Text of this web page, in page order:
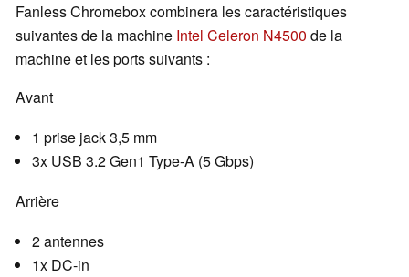
Fanless Chromebox combinera les caractéristiques
suivantes de la machine Intel Celeron N4500 de la
machine et les ports suivants :
Avant
1 prise jack 3,5 mm
3x USB 3.2 Gen1 Type-A (5 Gbps)
Arrière
2 antennes
1x DC-in